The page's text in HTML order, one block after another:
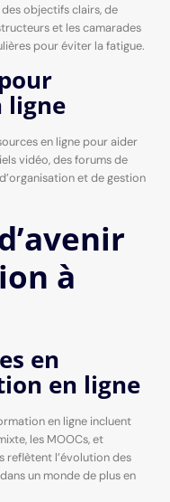
objectifs clairs, de
et les camarades
pour éviter la fatigue.
ligne
en ligne pour aider
vidéo, des forums de
et de gestion
à
en
en ligne
en ligne incluent
les MOOCs, et
reflètent l’évolution des
un monde de plus en